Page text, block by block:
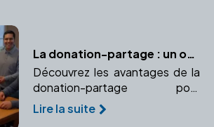
La donation-partage : un outil efficace pour prévenir les conflits successoraux
Découvrez les avantages de la
donation-partage pour
organiser une répartition
équitable des biens et éviter les
Lire la suite